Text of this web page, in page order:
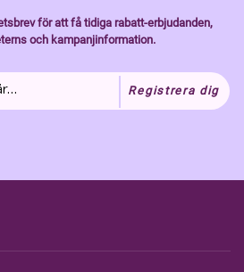
för att få tidiga rabatt-erbjudanden,
och kampanjinformation.
Registrera dig